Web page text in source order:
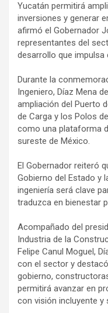
Yucatán permitirá
inversiones y generar
afirmó el Gobernador
representantes del
desarrollo que impulsa
Durante la
Ingeniero, Díaz Mena
ampliación del Puerto
de Carga y los Polos
como una plataforma
sureste de México.
El Gobernador reiteró
Gobierno del Estado y
ingeniería será clave
traduzca en bienestar
Acompañado del
Industria de la
Felipe Canul Moguel,
con el sector y
gobierno,
permitirá avanzar en
con visión incluyente y